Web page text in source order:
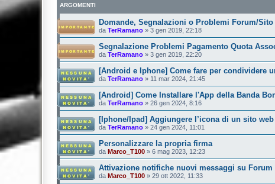
ARGOMENTI
Domande, Segnalazioni o Problemi Forum/Sito
da TerRamano » 3 gen 2019, 22:18
Segnalazione Problemi Pagamento Quota
da TerRamano » 3 gen 2019, 22:20
[Android e Iphone] Come fare per condividere
da TerRamano » 11 mar 2024, 21:45
[Android] Come Installare l'App della Banda
da TerRamano » 26 gen 2024, 8:16
[Iphone/Ipad] Aggiungere l’icona di un sito
da TerRamano » 24 gen 2024, 11:01
Personalizzare la propria firma
da Marco_T100 » 6 mag 2023, 12:23
Attivazione notifiche nuovi messaggi su Forum
da Marco_T100 » 29 ott 2022, 11:33